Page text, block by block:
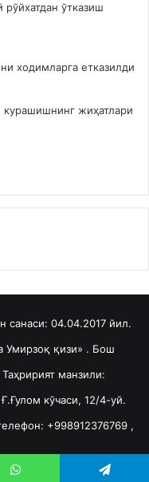
ўтказиш
ходимларга етказилди
жиҳатлари
санаси: 04.04.2017 йил.
қизи» . Бош
манзили:
кўчаси, 12/4-уй.
+998912376769 ,